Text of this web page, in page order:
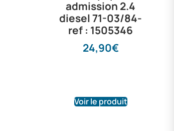
admission 2.4
diesel 71-03/84-
ref : 1505346
24,90€
Voir le produit